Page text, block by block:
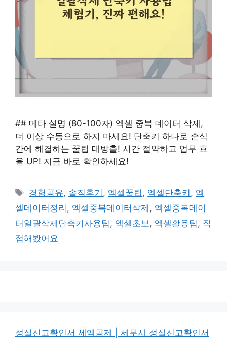
## 메타 설명 (80-100자) 엑셀 중복 데이터 삭제,
더 이상 수동으로 하지 마세요! 단축키 하나로 순식
간에 해결하는 꿀팁 대방출! 시간 절약하고 업무 효
율 UP! 지금 바로 확인하세요!
태
그
경험공유, 솔직후기 , 엑셀꿀팁 , 엑셀단축키 , 엑
셀데이터정리 , 엑셀중복데이터삭제 , 엑셀중복데이
터일괄삭제단축키사용팁 , 엑셀초보 , 엑셀활용팁 , 직
접해봤어요
성실신고확인서 세액공제 | 세무사 성실신고확인서